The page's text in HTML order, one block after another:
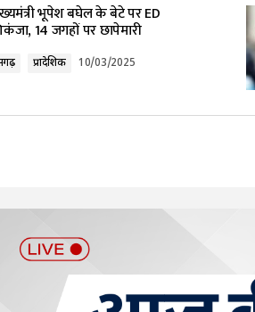
भूपेश बघेल के बेटे पर ED
14 जगहों पर छापेमारी
प्रादेशिक 10/03/2025